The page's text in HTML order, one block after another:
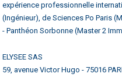
expérience professionnelle
(Ingénieur), de Sciences Po Paris
- Panthéon Sorbonne (Master 2
ELYSEE SAS
59, avenue Victor Hugo - 75016